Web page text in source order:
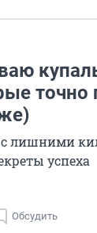
точно
лишними
успеха
Обсудить